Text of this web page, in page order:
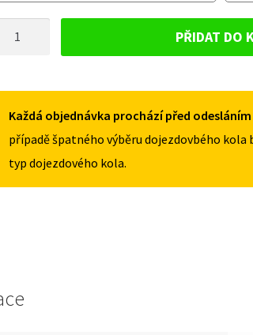
2008
MNOŽSTVÍ
2008
135/80R16
PŘIDAT DO
Každá objednávka prochází před
případě špatného výběru dojezdovbého kola
typ dojezdového kola.